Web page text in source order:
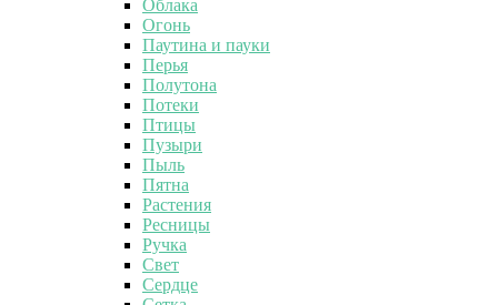
Облака
Огонь
Паутина и пауки
Перья
Полутона
Потеки
Птицы
Пузыри
Пыль
Пятна
Растения
Ресницы
Ручка
Свет
Сердце